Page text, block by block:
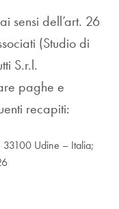
sensi dell’art. 26
(Studio di
S.r.l.
paghe e
recapiti:
33100 Udine – Italia;